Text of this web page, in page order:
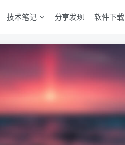
技术笔记 分享发现 软件下载